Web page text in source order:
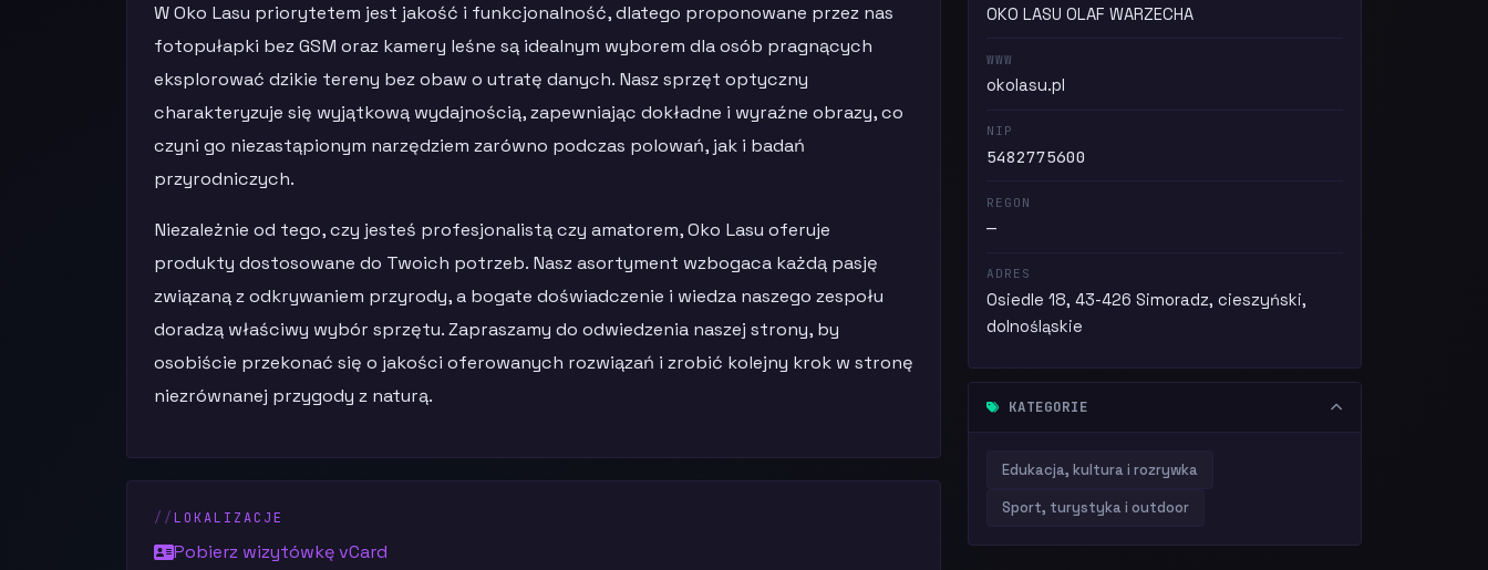
OKO LASU OLAF WARZECHA
WWW
okolasu.pl
NIP
5482775600
REGON
—
ADRES
Osiedle 18, 43-426 Simoradz, cieszyński,
dolnośląskie
KATEGORIE
Edukacja, kultura i rozrywka
Sport, turystyka i outdoor
W Oko Lasu priorytetem jest jakość i funkcjonalność, dlatego proponowane przez nas
fotopułapki bez GSM oraz kamery leśne są idealnym wyborem dla osób pragnących
eksplorować dzikie tereny bez obaw o utratę danych. Nasz sprzęt optyczny
charakteryzuje się wyjątkową wydajnością, zapewniając dokładne i wyraźne obrazy, co
czyni go niezastąpionym narzędziem zarówno podczas polowań, jak i badań
przyrodniczych.
Niezależnie od tego, czy jesteś profesjonalistą czy amatorem, Oko Lasu oferuje
produkty dostosowane do Twoich potrzeb. Nasz asortyment wzbogaca każdą pasję
związaną z odkrywaniem przyrody, a bogate doświadczenie i wiedza naszego zespołu
doradzą właściwy wybór sprzętu. Zapraszamy do odwiedzenia naszej strony, by
osobiście przekonać się o jakości oferowanych rozwiązań i zrobić kolejny krok w stronę
niezrównanej przygody z naturą.
LOKALIZACJE
Pobierz wizytówkę vCard